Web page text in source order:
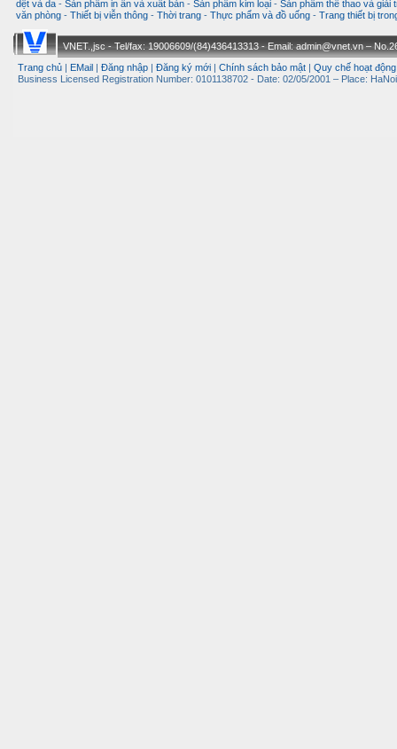
dệt và da - Sản phẩm in ấn và xuất bản - Sản phẩm kim loại - Sản phẩm thể thao và giải
văn phòng - Thiết bị viễn thông - Thời trang - Thực phẩm và đồ uống - Trang thiết bị
VNET.,jsc - Tel/fax: 19006609/(84)436413313 - Email: admin@vnet.vn –
Trang chủ
EMail Đăng nhập Đăng ký mới Chính sách bảo mật Quy chế hoạt động
Business Licensed Registration Number: 0101138702 - Date: 02/05/2001 – Place: